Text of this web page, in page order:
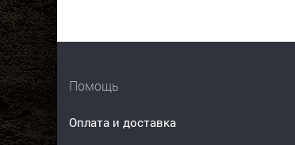
Помощь
Оплата и доставка